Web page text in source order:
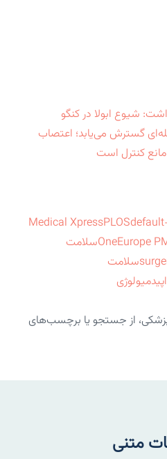
شیوع ابولا در کنگو
گسترش می‌یابد؛ اعتصاب
کنترل است
Medical XpressPLOS
OneEurope
سلامت
سلامت
اپیدمیولوژی
از جستجو یا برچسب‌های
متنی